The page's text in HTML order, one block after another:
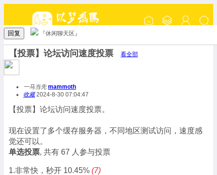
回复 『休闲聊天区』
【投票】论坛访问速度投票 看全部
一马当先 mammoth
收藏2024-8-30 07:04:47
【投票】论坛访问速度投票。
现在设置了多个缓存服务器，不同地区测试访问，速度感
觉还可以。
单选投票, 共有 67 人参与投票
1.非常快，秒开 10.45% (7)